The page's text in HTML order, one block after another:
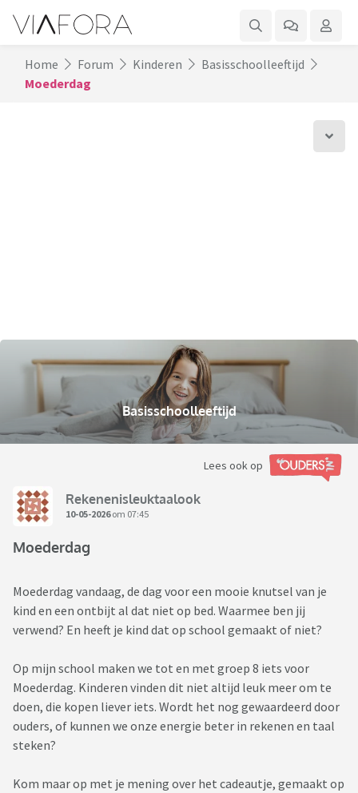
Home Forum Kinderen
Basisschoolleeftijd
Moederdag
Basisschoolleeftijd
Lees ook op
Rekenenisleuktaalook
10-05-2026om 07:45
Moederdag
Moederdag vandaag, de dag voor een mooie knutsel van je
kind en een ontbijt al dat niet op bed. Waarmee ben jij
verwend? En heeft je kind dat op school gemaakt of niet?
Op mijn school maken we tot en met groep 8 iets voor
Moederdag. Kinderen vinden dit niet altijd leuk meer om te
doen, die kopen liever iets. Wordt het nog gewaardeerd door
ouders, of kunnen we onze energie beter in rekenen en taal
steken?
Kom maar op met je mening over het cadeautje, gemaakt op